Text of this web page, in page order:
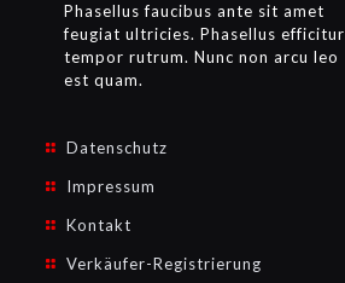
Phasellus faucibus ante sit amet
feugiat ultricies. Phasellus efficitur
tempor rutrum. Nunc non arcu leo
est quam.
Datenschutz
Impressum
Kontakt
Verkäufer-Registrierung